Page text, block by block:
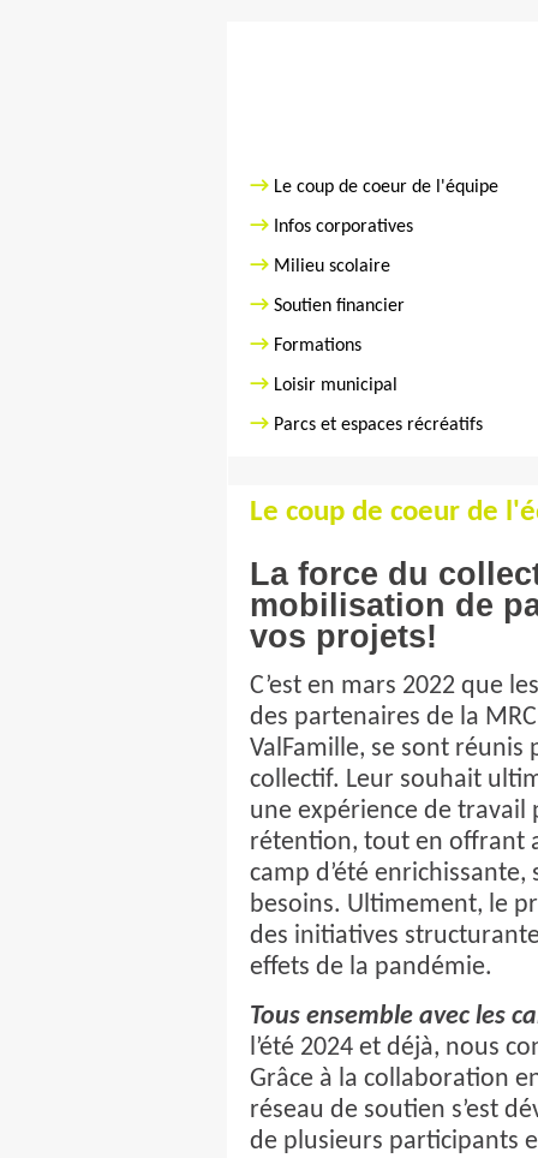
→ Le coup de coeur de l'équipe
→ Infos corporatives
→ Milieu scolaire
→ Soutien financier
→ Formations
→ Loisir municipal
→ Parcs et espaces récréatifs
Le coup de coeur de
La force du
mobilisation de
vos projets!
C’est en mars 2022 que
des partenaires de la
ValFamille, se sont
collectif. Leur souhait
une expérience de
rétention, tout en offrant
camp d’été
besoins. Ultimement, le
des initiatives
effets de la pandémie.
Tous ensemble avec les
l’été 2024 et déjà, nous
Grâce à la collaboration
réseau de soutien s’est
de plusieurs participants